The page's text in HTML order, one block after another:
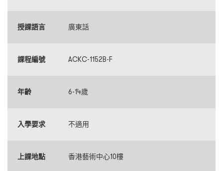
授課語言 廣東話
課程編號 ACKC-1152B-F
年齡 6-14歲
入學要求 不適用
上課地點 香港藝術中心10樓